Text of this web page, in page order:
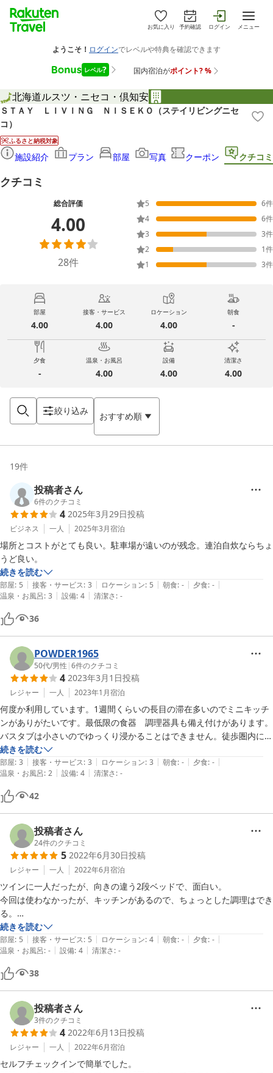
お気に入り 予約確認 ログイン メニュー
北海道ルスツ・ニセコ・倶知安
ＳＴＡＹ ＬＩＶＩＮＧ ＮＩＳＥＫＯ（ステイリビングニセ
コ）
ふるさと納税対象
施設紹介 プラン 部屋 写真 クーポン クチコミ
クチコミ
総合評価
4.00
28件
5 6件
4
6件
3
3件
2
1件
1
3件
部屋
4.00
接客・サービス
4.00
ロケーション
4.00
朝食
-
夕食
-
温泉・お風呂
4.00
設備
4.00
清潔さ
4.00
絞り込み おすすめ順
19件
投稿者さん
6件のクチコミ
4 2025年3月29日投稿
ビジネス 一人 2025年3月宿泊
場所とコストがとても良い。駐車場が遠いのが残念。連泊自炊ならちょ
うど良い。
続きを読む
部屋: 5 | 接客・サービス: 3 | ロケーション: 5 | 朝食: - | 夕食: - |
温泉・お風呂: 3 | 設備: 4 | 清潔さ: -
36
POWDER1965
50代/男性 |6件のクチコミ
4 2023年3月1日投稿
レジャー 一人 2023年1月宿泊
何度か利用しています。1週間くらいの長目の滞在多いのでミニキッチ
ンがありがたいです。最低限の食器　調理器具も備え付けがあります。
バスタブは小さいのでゆっくり浸かることはできません。徒歩圏内にス
ーパーもあるので便利です。コインランドリー使うなら事前にコイン用
意した方がいい。基本無人なので両替できません。
続きを読む
部屋: 3 | 接客・サービス: 3 | ロケーション: 3 | 朝食: - | 夕食: - |
温泉・お風呂: 2 | 設備: 4 | 清潔さ: -
42
投稿者さん
24件のクチコミ
5 2022年6月30日投稿
レジャー 一人 2022年6月宿泊
ツインに一人だったが、向きの違う2段ベッドで、面白い。
今回は使わなかったが、キッチンがあるので、ちょっとした調理はでき
る。
無人チェックインで人は全くいないが、特に困ることはなかった。
TVは、チャンネルの他、Chromecast（クロームキャスト）で自分のス
マートフォンの映像・音楽を流せるので、ゆっくり過ごせた。
続きを読む
部屋: 5 | 接客・サービス: 5 | ロケーション: 4 | 朝食: - | 夕食: - |
温泉・お風呂: - | 設備: 4 | 清潔さ: -
38
投稿者さん
3件のクチコミ
4 2022年6月13日投稿
レジャー 一人 2022年6月宿泊
セルフチェックインで簡単でした。